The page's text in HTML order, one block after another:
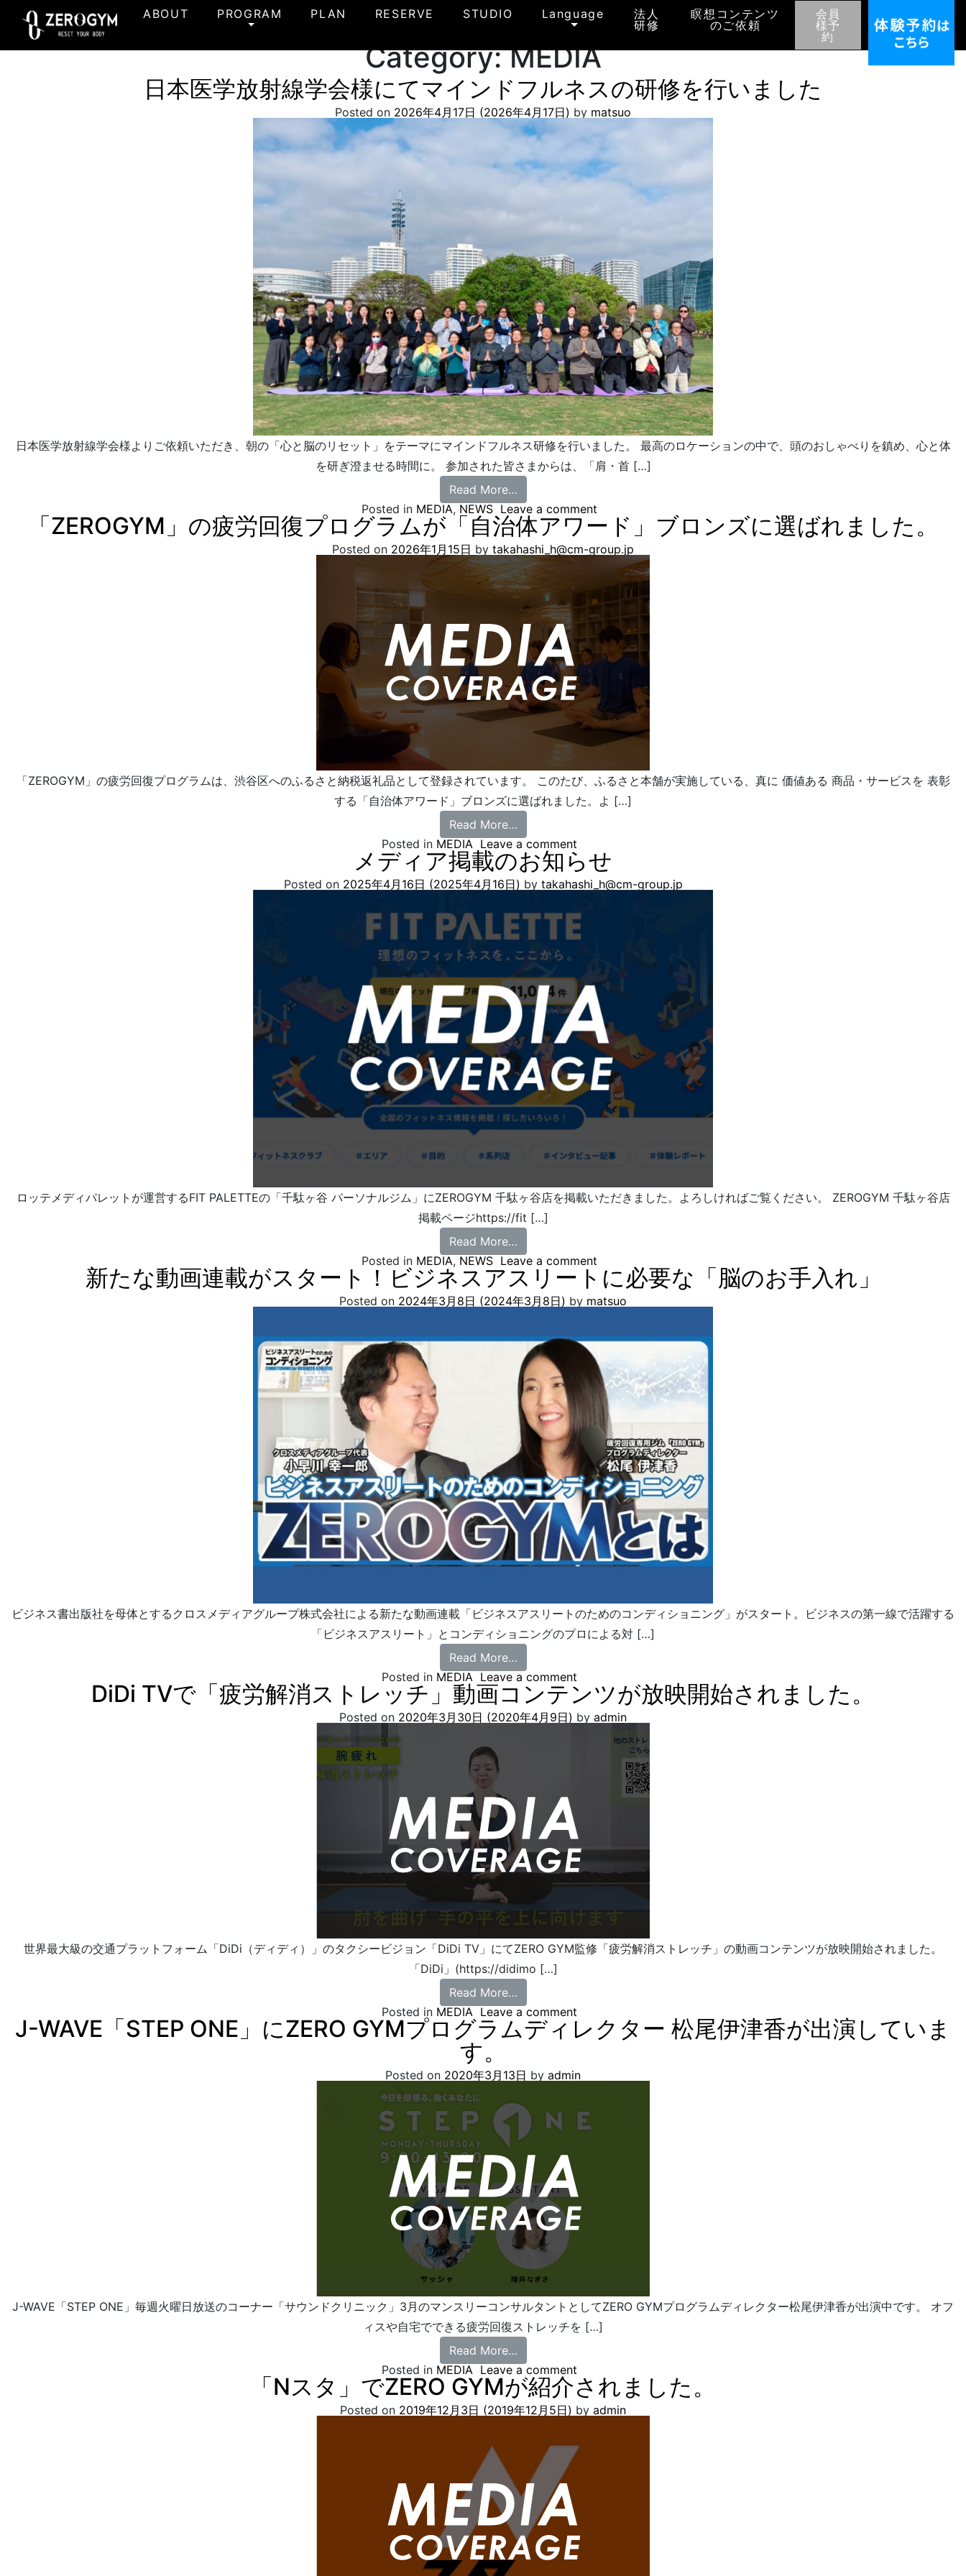
ABOUT PROGRAM PLAN RESERVE STUDIO Language
法人
研修
瞑想コンテンツ
のご依頼
会員
様予
約
Category:MEDIA
日本医学放射線学会様にてマインドフルネスの研修を行いました
Posted on 2026年4月17日 (2026年4月17日) by matsuo
日本医学放射線学会様よりご依頼いただき、朝の「心と脳のリセット」をテーマにマインドフルネス研修を行いました。 最高のロケーションの中で、頭のおしゃべりを鎮め、心と体
を研ぎ澄ませる時間に。 参加された皆さまからは、「肩・首 […]
Read More…
Posted in MEDIA, NEWS Leave a comment
「ZEROGYM」の疲労回復プログラムが「自治体アワード」ブロンズに選ばれました。
Posted on 2026年1月15日 by takahashi_h@cm-group.jp
「ZEROGYM」の疲労回復プログラムは、渋谷区へのふるさと納税返礼品として登録されています。 このたび、ふるさと本舗が実施している、真に 価値ある 商品・サービスを 表彰
する「自治体アワード」ブロンズに選ばれました。よ […]
Read More…
Posted in MEDIA Leave a comment
メディア掲載のお知らせ
Posted on 2025年4月16日 (2025年4月16日) bytakahashi_h@cm-group.jp
ロッテメディパレットが運営するFIT PALETTEの「千駄ヶ谷 パーソナルジム」にZEROGYM 千駄ヶ谷店を掲載いただきました。よろしければご覧ください。 ZEROGYM 千駄ヶ谷店
掲載ページhttps://fit […]
Read More…
Posted in MEDIA, NEWS Leave a comment
新たな動画連載がスタート！ビジネスアスリートに必要な「脳のお手入れ」
Posted on 2024年3月8日 (2024年3月8日) by matsuo
ビジネス書出版社を母体とするクロスメディアグループ株式会社による新たな動画連載「ビジネスアスリートのためのコンディショニング」がスタート。ビジネスの第一線で活躍する
「ビジネスアスリート」とコンディショニングのプロによる対 […]
Read More…
Posted in MEDIA Leave a comment
DiDi TVで「疲労解消ストレッチ」動画コンテンツが放映開始されました。
Posted on 2020年3月30日 (2020年4月9日) by admin
世界最大級の交通プラットフォーム「DiDi（ディディ）」のタクシービジョン「DiDi TV」にてZERO GYM監修「疲労解消ストレッチ」の動画コンテンツが放映開始されました。
「DiDi」(https://didimo […]
Read More…
Posted in MEDIA Leave a comment
J-WAVE「STEP ONE」にZERO GYMプログラムディレクター 松尾伊津香が出演していま
す。
Posted on 2020年3月13日 by admin
J-WAVE「STEP ONE」毎週火曜日放送のコーナー「サウンドクリニック」3月のマンスリーコンサルタントとしてZERO GYMプログラムディレクター松尾伊津香が出演中です。 オフ
ィスや自宅でできる疲労回復ストレッチを […]
Read More…
Posted in MEDIA Leave a comment
「Nスタ」でZERO GYMが紹介されました。
Posted on 2019年12月3日 (2019年12月5日) by admin